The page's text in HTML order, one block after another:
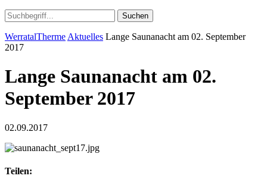
Suchen
WerratalTherme Aktuelles Lange Saunanacht am 02. September
2017
Lange Saunanacht am 02.
September 2017
02.09.2017
Teilen: